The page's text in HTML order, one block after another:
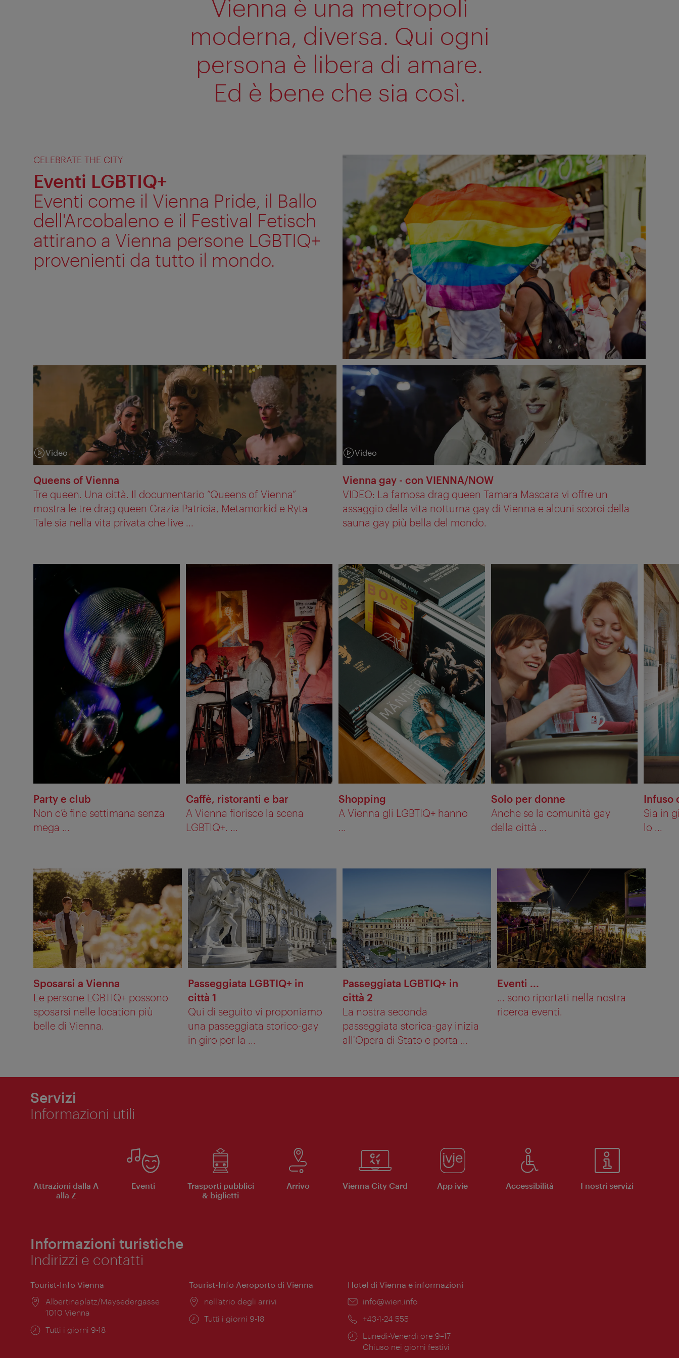
Vienna è una metropoli
moderna, diversa. Qui ogni
persona è libera di amare.
Ed è bene che sia così.
CELEBRATE THE CITY
Eventi LGBTIQ+
Eventi come il Vienna Pride, il Ballo
dell'Arcobaleno e il Festival Fetisch
attirano a Vienna persone LGBTIQ+
provenienti da tutto il mondo.
Categoria:
Video
Queens of Vienna
Tre queen. Una città. Il documentario “Queens of Vienna”
mostra le tre drag queen Grazia Patricia, Metamorkid e Ryta
Tale sia nella vita privata che live ...
Categoria:
Video
Vienna gay - con VIENNA/NOW
VIDEO: La famosa drag queen Tamara Mascara vi offre un
assaggio della vita notturna gay di Vienna e alcuni scorci della
sauna gay più bella del mondo.
Party e club
Non c’è fine settimana senza
mega ...
Caffè, ristoranti e bar
A Vienna fiorisce la scena
LGBTIQ+. ...
Shopping
A Vienna gli LGBTIQ+ hanno
Solo per donne
Anche se la comunità gay
della città ...
Infuso
Sia in
lo ...
Sposarsi a Vienna
Le persone LGBTIQ+ possono
sposarsi nelle location più
belle di Vienna.
Passeggiata LGBTIQ+ in
città 1
Qui di seguito vi proponiamo
una passeggiata storico-gay
in giro per la ...
Passeggiata LGBTIQ+ in
città 2
La nostra seconda
passeggiata storica-gay inizia
all'Opera di Stato e porta ...
Eventi ...
... sono riportati nella nostra
ricerca eventi.
Servizi
Informazioni utili
Attrazioni dalla A
alla Z
Eventi
Trasporti pubblici
& biglietti
Arrivo Vienna City Card App ivie Accessibilità I nostri servizi
Informazioni turistiche
Indirizzi e contatti
Tourist-Info Vienna
Posizione:
Albertinaplatz/Maysedergasse
1010 Vienna
Orari
Tutti i giorni 9-18
Tourist-Info Aeroporto di Vienna
Posizione:
nell’atrio degli arrivi
Orari
Tutti i giorni 9-18
Hotel di Vienna e informazioni
Email:
info@wien.info
Telefono:
+43-1-24 555
Orari
di
Lunedì-Venerdì ore 9–17
Chiuso nei giorni festivi